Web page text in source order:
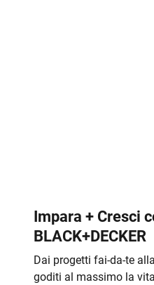
Impara + Cresci
BLACK+DECKER
Dai progetti fai-da-te
goditi al massimo la